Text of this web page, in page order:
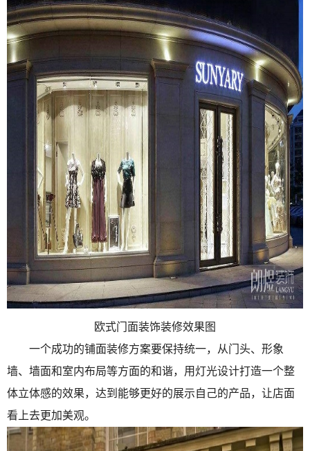
欧式门面装饰装修效果图
一个成功的铺面装修方案要保持统一，从门头、形象
墙、墙面和室内布局等方面的和谐，用灯光设计打造一个整
体立体感的效果，达到能够更好的展示自己的产品，让店面
看上去更加美观。